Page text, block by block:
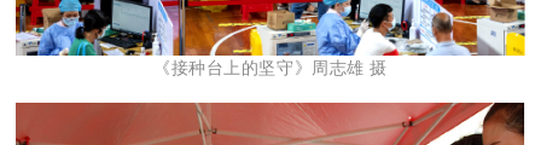
《接种台上的坚守》周志雄 摄